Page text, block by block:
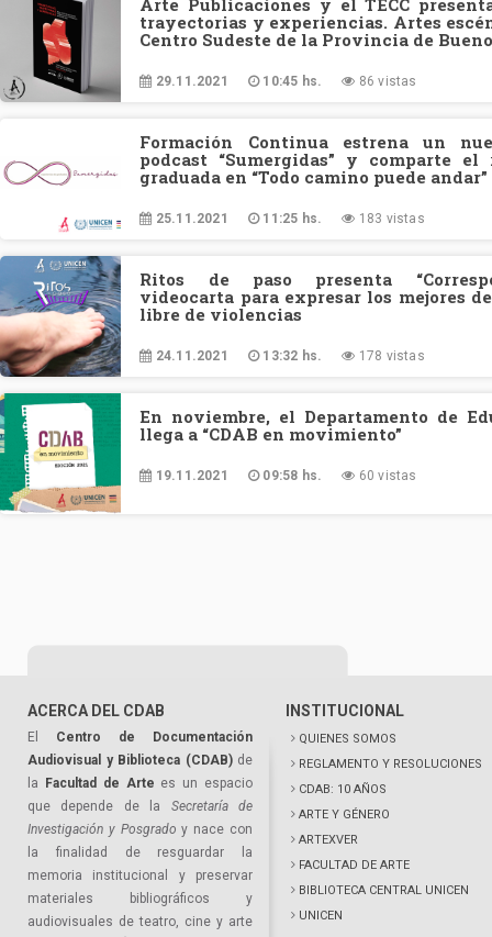
Arte Publicaciones y el TECC
trayectorias y experiencias. Artes
Centro Sudeste de la Provincia de
29.11.2021 10:45 hs. 86 vistas
Formación Continua estrena un
podcast “Sumergidas” y comparte
graduada en “Todo camino puede andar”
25.11.2021 11:25 hs. 183 vistas
Ritos de paso presenta
videocarta para expresar los mejores
libre de violencias
24.11.2021 13:32 hs. 178 vistas
En noviembre, el Departamento de
llega a “CDAB en movimiento”
19.11.2021 09:58 hs. 60 vistas
ACERCA DEL CDAB
El Centro de Documentación
Audiovisual y Biblioteca (CDAB)de
la
Facultad de Arte es un espacio
que depende de la Secretaría de
Investigación y Posgrado y nace con
la finalidad de resguardar la
memoria institucional y preservar
materiales bibliográficos y
audiovisuales de teatro, cine y arte
INSTITUCIONAL
QUIENES SOMOS
REGLAMENTO Y RESOLUCIONES
CDAB: 10 AÑOS
ARTE Y GÉNERO
ARTEXVER
FACULTAD DE ARTE
BIBLIOTECA CENTRAL UNICEN
UNICEN